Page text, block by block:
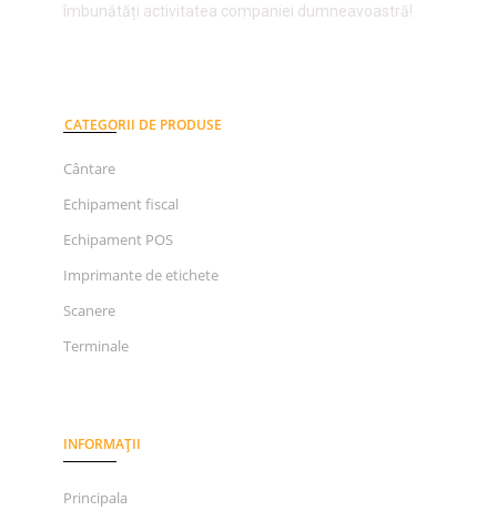
îmbunătăți activitatea companiei dumneavoastră!
CATEGORII DE PRODUSE
Cântare
Echipament fiscal
Echipament POS
Imprimante de etichete
Scanere
Terminale
INFORMAȚII
Principala